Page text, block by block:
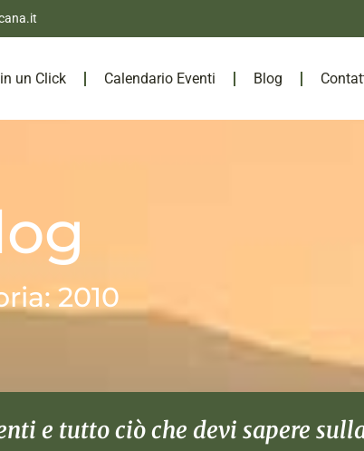
un Click Calendario Eventi Blog
2010
e tutto ciò che devi sapere